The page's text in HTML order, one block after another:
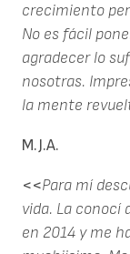
crecimiento
No es fácil
agradecer lo
nosotras.
la mente
M.J.A.
<<Para mí
vida. La conocí
en 2014 y me